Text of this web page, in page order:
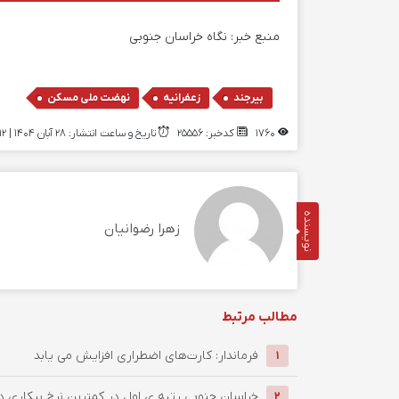
منبع خبر: نگاه خراسان جنوبی
بیرجند , زعفرانیه , نهضت ملی مسکن
کدخبر: 25556 تاریخ و ساعت انتشار: ۲۸ آبان ۱۴۰۴ | 16:12
نویسنده زهرا رضوانیان
مطالب مرتبط
1 فرماندار: کارت‌های اضطراری افزایش می یابد